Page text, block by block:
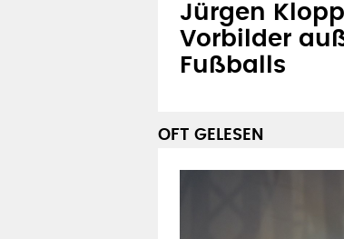
Jürgen
Vorbilder
Fußballs
OFT GELESEN